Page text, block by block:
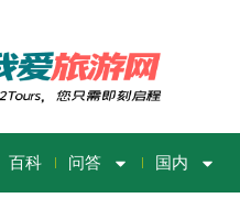
百科 问答 国内